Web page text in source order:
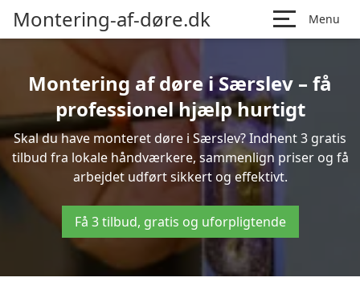
Montering-af-døre.dk Menu
Montering af døre i Særslev – få
professionel hjælp hurtigt
Skal du have monteret døre i Særslev? Indhent 3 gratis
tilbud fra lokale håndværkere, sammenlign priser og få
arbejdet udført sikkert og effektivt.
Få 3 tilbud, gratis og uforpligtende